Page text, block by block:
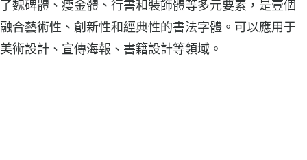
了魏碑體、瘦金體、行書和裝飾體等多元要素，是壹個
融合藝術性、創新性和經典性的書法字體。可以應用于
美術設計、宣傳海報、書籍設計等領域。